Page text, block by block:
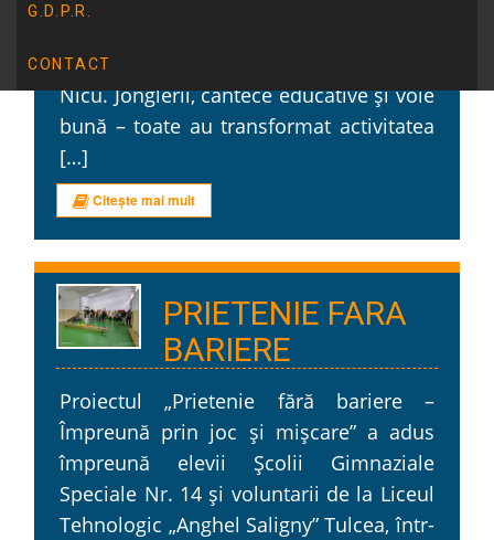
G.D.P.R.
CONTACT
spectacol interactiv susținut de domnul
Nicu. Jonglerii, cântece educative și voie
bună – toate au transformat activitatea
[…]
Citește mai mult
PRIETENIE FARA
BARIERE
Proiectul „Prietenie fără bariere –
Împreună prin joc și mișcare” a adus
împreună elevii Școlii Gimnaziale
Speciale Nr. 14 și voluntarii de la Liceul
Tehnologic „Anghel Saligny” Tulcea, într-